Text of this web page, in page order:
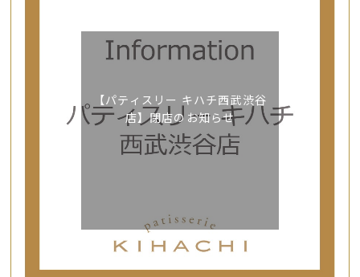
【パティスリー キハチ西武渋谷
店】閉店のお知らせ